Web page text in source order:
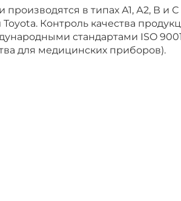
в типах А1, А2, В и
Контроль качества
стандартами ISO
для медицинских приборов).